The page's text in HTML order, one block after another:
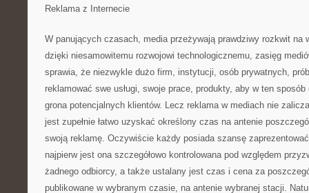
Reklama z Internecie
W panujących czasach, media przeżywają prawdziwy rozkwit na
dzięki niesamowitemu rozwojowi technologicznemu, zasięg
sprawia, że niezwykle dużo firm, instytucji, osób prywatnych,
reklamować swe usługi, swoje prace, produkty, aby w ten
grona potencjalnych klientów. Lecz reklama w mediach nie
jest zupełnie łatwo uzyskać określony czas na antenie
swoją reklamę. Oczywiście każdy posiada szansę
najpierw jest ona szczegółowo kontrolowana pod względem
żadnego odbiorcy, a także ustalany jest czas i cena za
publikowane w wybranym czasie, na antenie wybranej stacji.